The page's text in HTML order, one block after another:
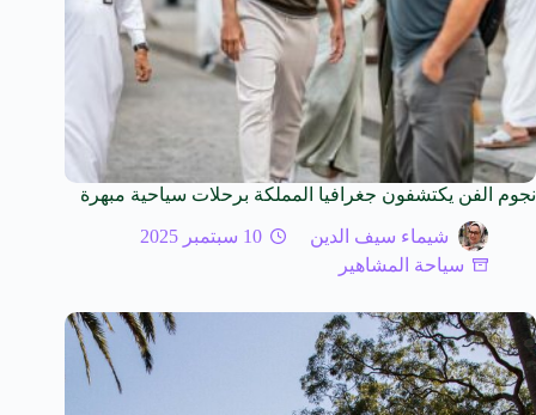
نجوم الفن يكتشفون جغرافيا المملكة برحلات سياحية مبهرة
شيماء سيف الدين
10 سبتمبر 2025
سياحة المشاهير